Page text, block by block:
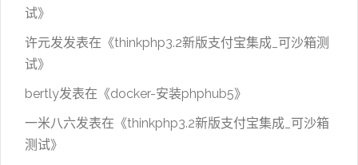
试》
许元发发表在《thinkphp3.2新版支付宝集成_可沙箱测
试》
bertly发表在《docker-安装phphub5》
一米八六发表在《thinkphp3.2新版支付宝集成_可沙箱
测试》